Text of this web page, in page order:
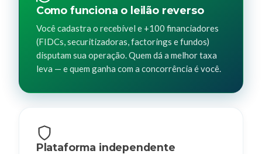
Como funciona o leilão reverso
Você cadastra o recebível e +100 financiadores
(FIDCs, securitizadoras, factorings e fundos)
disputam sua operação. Quem dá a melhor taxa
leva — e quem ganha com a concorrência é você.
Plataforma independente